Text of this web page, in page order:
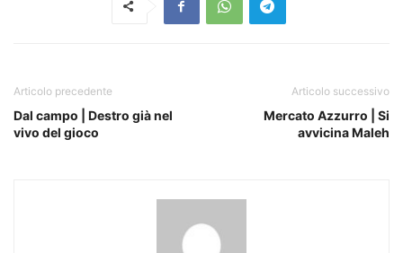
Articolo precedente
Dal campo | Destro già nel
vivo del gioco
Articolo successivo
Mercato Azzurro | Si
avvicina Maleh